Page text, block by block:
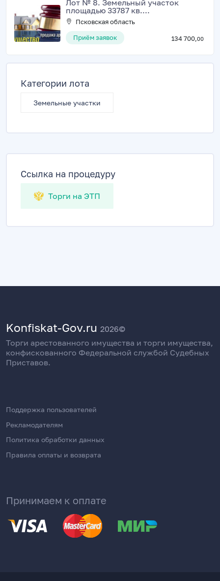
Лот № 8. Земельный участок
площадью 33787 кв....
Псковская область
Приём заявок
134 700,00
Категории лота
Земельные участки
Ссылка на процедуру
Торги на ЭТП
Konfiskat-Gov.ru 2026©
Торги арестованного имущества и торги имущества,
конфискованного Федеральной службой Судебных
Приставов.
Поддержка пользователей
Рекламодателям
Политика обработки данных
Правила оплаты и возврата
Принимаем к оплате